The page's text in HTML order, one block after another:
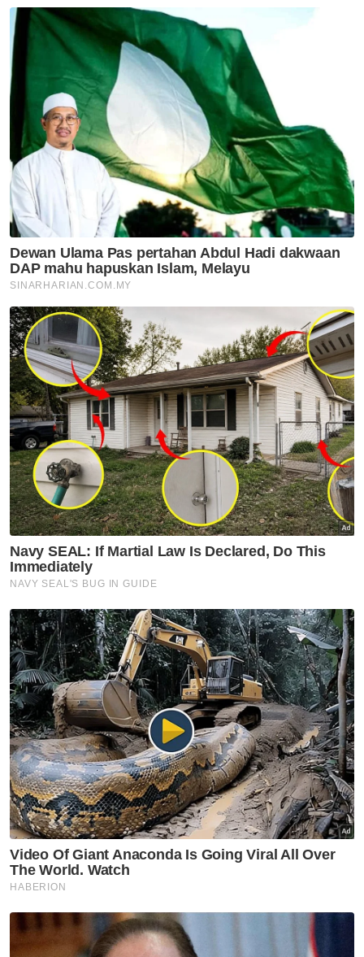
pasaran dunia
BISNES
Unit tidak langsung MRCB jual
tanah 14.83 hektar di
Cyberjaya pada RM419.05 juta
BISNES
Rizab antarabangsa BNM
meningkat kepada AS$132.1
bilion